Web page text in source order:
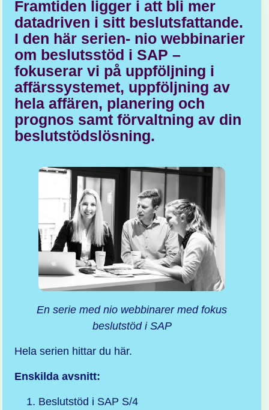
Framtiden ligger i att bli mer
datadriven i sitt beslutsfattande.
I den här serien- nio webbinarier
om beslutsstöd i SAP –
fokuserar vi på uppföljning i
affärssystemet, uppföljning av
hela affären, planering och
prognos samt förvaltning av din
beslutstödslösning.
En serie med nio webbinarer med fokus
beslutstöd i SAP
Hela serien hittar du här.
Enskilda avsnitt:
Beslutstöd i SAP S/4